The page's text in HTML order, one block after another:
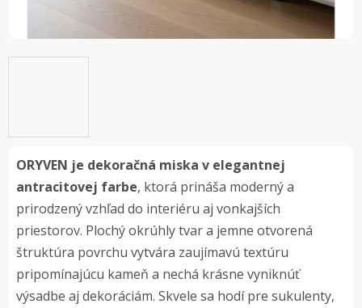
ORYVEN je dekoračná miska v elegantnej
antracitovej farbe, ktorá prináša moderný a
prirodzený vzhľad do interiéru aj vonkajších
priestorov. Plochý okrúhly tvar a jemne otvorená
štruktúra povrchu vytvára zaujímavú textúru
pripomínajúcu kameň a nechá krásne vyniknúť
výsadbe aj dekoráciám. Skvele sa hodí pre sukulenty,